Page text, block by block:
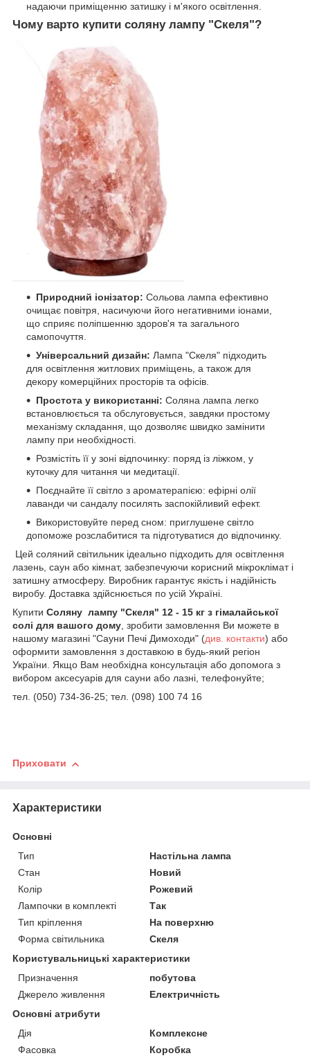
надаючи приміщенню затишку і м'якого освітлення.
Чому варто купити соляну лампу "Скеля"?
Природний іонізатор: Сольова лампа ефективно
очищає повітря, насичуючи його негативними іонами,
що сприяє поліпшенню здоров'я та загального
самопочуття.
Універсальний дизайн: Лампа "Скеля" підходить
для освітлення житлових приміщень, а також для
декору комерційних просторів та офісів.
Простота у використанні: Соляна лампа легко
встановлюється та обслуговується, завдяки простому
механізму складання, що дозволяє швидко замінити
лампу при необхідності.
Розмістіть її у зоні відпочинку: поряд із ліжком, у
куточку для читання чи медитації.
Поєднайте її світло з ароматерапією: ефірні олії
лаванди чи сандалу посилять заспокійливий ефект.
Використовуйте перед сном: приглушене світло
допоможе розслабитися та підготуватися до відпочинку.
Цей соляний світильник ідеально підходить для освітлення
лазень, саун або кімнат, забезпечуючи корисний мікроклімат і
затишну атмосферу. Виробник гарантує якість і надійність
виробу. Доставка здійснюється по усій Україні.
Купити Соляну лампу "Скеля" 12 - 15 кг з гімалайської
солі для вашого дому, зробити замовлення Ви можете в
нашому магазині "Сауни Печі Димоходи" (див. контакти) або
оформити замовлення з доставкою в будь-який регіон
України. Якщо Вам необхідна консультація або допомога з
вибором аксесуарів для сауни або лазні, телефонуйте;
тел. (050) 734-36-25; тел. (098) 100 74 16
Приховати
Характеристики
Основні
Тип
Настільна лампа
Стан
Новий
Колір
Рожевий
Лампочки в комплекті
Так
Тип кріплення
На поверхню
Форма світильника
Скеля
Користувальницькі характеристики
Призначення
побутова
Джерело живлення
Електричність
Основні атрибути
Дія
Комплексне
Фасовка
Коробка